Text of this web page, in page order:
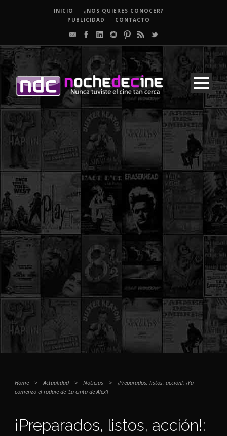
INICIO
¿NOS QUIERES CONOCER?
PUBLICIDAD
CONTACTO
Home > Actualidad > Noticias >
¡Preparados, listos, acción!: ¡Ya
comenzó el rodaje de ‘La cinta de Alex’!
¡Preparados, listos, acción!: